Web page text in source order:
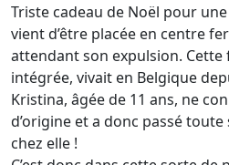
Triste cadeau de Noël pour
vient d’être placée en centre
attendant son expulsion.
intégrée, vivait en Belgique
Kristina, âgée de 11 ans, ne
d’origine et a donc passé toute
chez elle !